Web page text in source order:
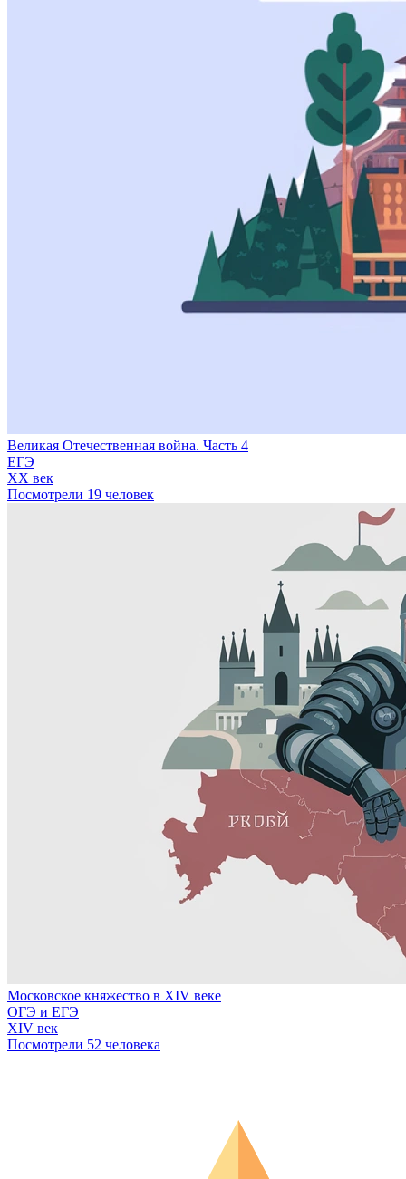
Великая Отечественная война. Часть 4
ЕГЭ
XX век
Посмотрели 19 человек
Московское княжество в XIV веке
ОГЭ и ЕГЭ
XIV век
Посмотрели 52 человека